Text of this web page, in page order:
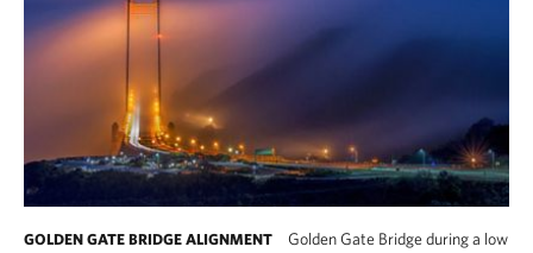
GOLDEN GATE BRIDGE ALIGNMENT
Golden Gate Bridge during a low